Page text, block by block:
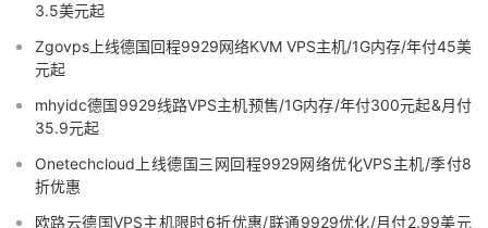
3.5美元起
Zgovps上线德国回程9929网络KVM VPS主机/1G内存/年付45美
元起
mhyidc德国9929线路VPS主机预售/1G内存/年付300元起&月付
35.9元起
Onetechcloud上线德国三网回程9929网络优化VPS主机/季付8
折优惠
欧路云德国VPS主机限时6折优惠/联通9929优化/月付2.99美元